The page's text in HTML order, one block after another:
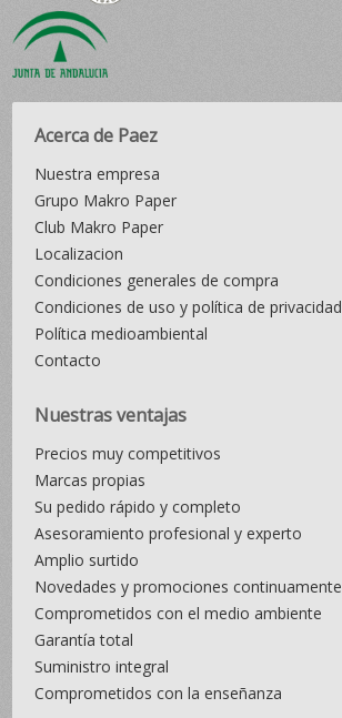
Acerca de Paez
Nuestra empresa
Grupo Makro Paper
Club Makro Paper
Localizacion
Condiciones generales de compra
Condiciones de uso y política de privacidad
Política medioambiental
Contacto
Nuestras ventajas
Precios muy competitivos
Marcas propias
Su pedido rápido y completo
Asesoramiento profesional y experto
Amplio surtido
Novedades y promociones continuamente
Comprometidos con el medio ambiente
Garantía total
Suministro integral
Comprometidos con la enseñanza